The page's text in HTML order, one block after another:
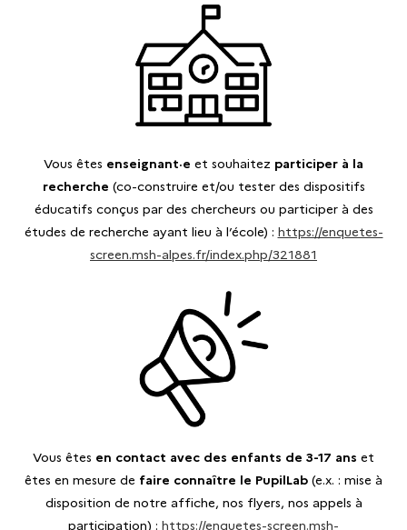
Vous êtes enseignant·e et souhaitez participer à la
recherche (co-construire et/ou tester des dispositifs
éducatifs conçus par des chercheurs ou participer à des
études de recherche ayant lieu à l’école) : https://enquetes-
screen.msh-alpes.fr/index.php/321881
Vous êtes en contact avec des enfants de 3-17 ans et
êtes en mesure de faire connaître le PupilLab (e.x. : mise à
disposition de notre affiche, nos flyers, nos appels à
participation) : https://enquetes-screen.msh-